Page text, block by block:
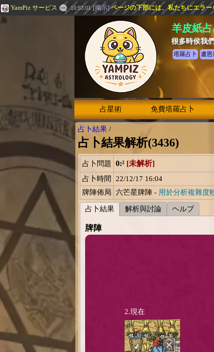
YamPiz サービス 10:53:01 [掲示]ページの下部には、私たちにエラ
羊皮紙
很多時侯我
塔羅占卜 盧恩
占星術 免費塔羅占卜
占卜結果/
占卜結果解析(3436)
占卜問題 0:² [未解析]
占卜時間
22/12/17 16:04
牌陣佈局
六芒星牌陣 - 用於分析複雜度
占卜結果 解析與討論 ヘルプ
牌陣
2.現在